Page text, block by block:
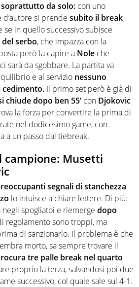
da solo: con uno
si prende subito il break
se in quello successivo subisce
del serbo, che impazza con la
però fa capire a Nole che
sarà da sgobbare. La partita va
e al servizio nessuno
cedimento. Il primo set però è già di
chiude dopo ben 55’ con Djokovic
la forza per convertire la prima di
nel dodicesimo game, con
a un passo dal tiebreak.
campione: Musetti
segnali di stanchezza
lo intuisce a chiare lettere. Di più:
negli spogliatoi e riemerge dopo
regolamento sono troppi, ma
di sanzionarlo. Il problema è che
morto, sa sempre trovare il
tre palle break nel quarto
proprio la terza, salvandosi poi due
successivo, col quale sale sul 4-1.